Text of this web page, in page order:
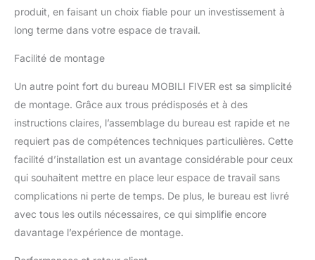
produit, en faisant un choix fiable pour un investissement à
long terme dans votre espace de travail.
Facilité de montage
Un autre point fort du bureau MOBILI FIVER est sa simplicité
de montage. Grâce aux trous prédisposés et à des
instructions claires, l’assemblage du bureau est rapide et ne
requiert pas de compétences techniques particulières. Cette
facilité d’installation est un avantage considérable pour ceux
qui souhaitent mettre en place leur espace de travail sans
complications ni perte de temps. De plus, le bureau est livré
avec tous les outils nécessaires, ce qui simplifie encore
davantage l’expérience de montage.